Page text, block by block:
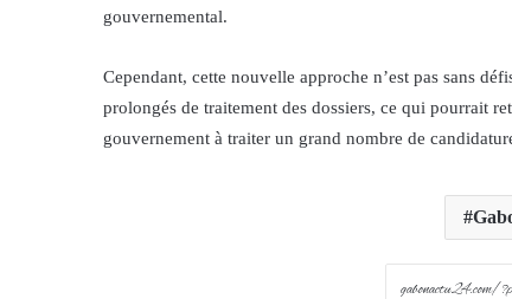
gouvernemental.
Cependant, cette nouvelle approche n’est pas sans
prolongés de traitement des dossiers, ce qui pourrait
gouvernement à traiter un grand nombre de